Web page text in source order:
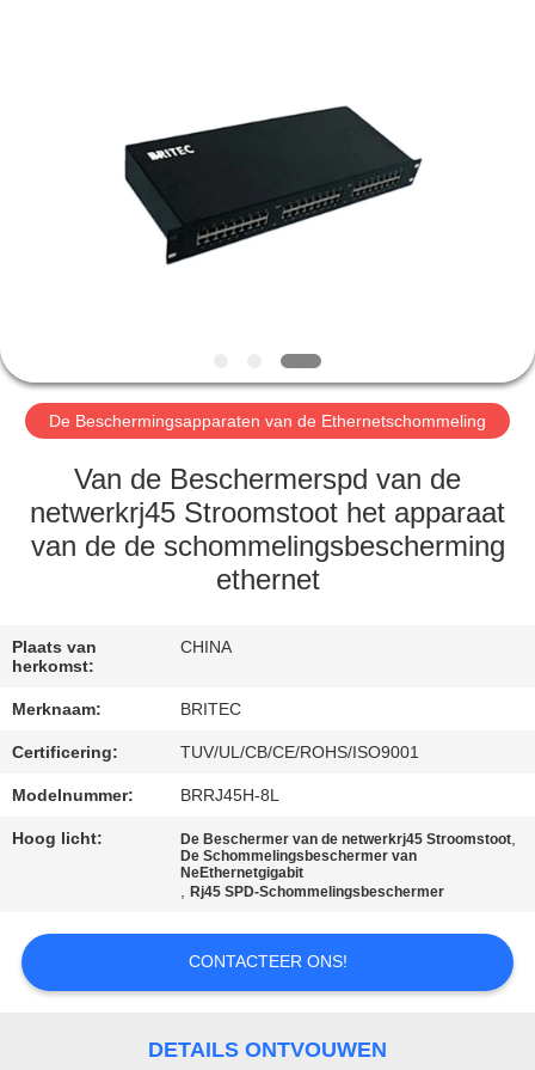
PRODUCTEN
FABRIEKSREIS
KWALITEITSCONTROLE
CONTACTEER
NIEUWS
GEVALLEN
VR
SITEMAP
PRIVACYBELEID
De Beschermingsapparaten van de Ethernetschommeling
Van de Beschermerspd van de
netwerkrj45 Stroomstoot het apparaat
van de de schommelingsbescherming
ethernet
Plaats van
herkomst:
CHINA
Merknaam: BRITEC
Certificering: TUV/UL/CB/CE/ROHS/ISO9001
Modelnummer: BRRJ45H-8L
Hoog licht: De Beschermer van de netwerkrj45 Stroomstoot,
De Schommelingsbeschermer van
NeEthernetgigabit
,Rj45 SPD-Schommelingsbeschermer
CONTACTEER ONS!
DETAILS ONTVOUWEN